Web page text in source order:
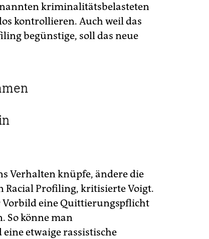
kriminalitätsbelasteten
kontrollieren. Auch weil das
begünstige, soll das neue
Verhalten knüpfe, ändere die
Racial Profiling, kritisierte Voigt.
Vorbild eine Quittierungspflicht
So könne man
etwaige rassistische